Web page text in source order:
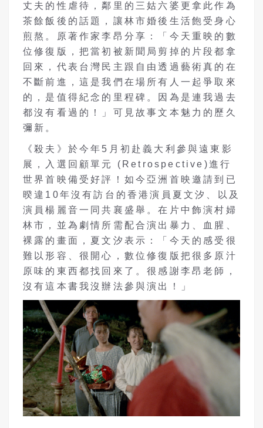
丈夫的性虐待，鄰里的三姑六婆更拿此作為
茶餘飯後的話題，讓林市婚後生活飽受身心
煎熬。原著作家李昂分享：「今天重映的數
位修復版，把當初被新聞局剪掉的片段都拿
回來，代表台灣民主跟自由透過藝術真的在
不斷前進，這是我們在場所有人一起爭取來
的，是值得紀念的里程碑。因為是連我過去
都沒有看過的！」可見故事文本魅力的歷久
彌新。
《殺夫》於今年5月初赴義大利參與遠東影
展，入選回顧單元 (Retrospective)進行
世界首映備受好評！如今亞洲首映邀請到已
暌違10年沒有訪台的香港演員夏文汐、以及
演員楊麗音一同共襄盛舉。在片中飾演村婦
林市，並為劇情所需配合演出暴力、血腥、
裸露的畫面，夏文汐表示：「今天的感受很
難以形容、很開心，數位修復版把很多原汁
原味的東西都找回來了。很感謝李昂老師，
沒有這本書我沒辦法參與演出！」